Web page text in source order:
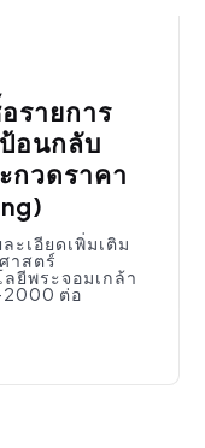
รายการ
อนกลับ
กวดราคา
ะเอียดเพิ่มเติม
าสตร์
ยีพระจอมเกล้า
ต่อ